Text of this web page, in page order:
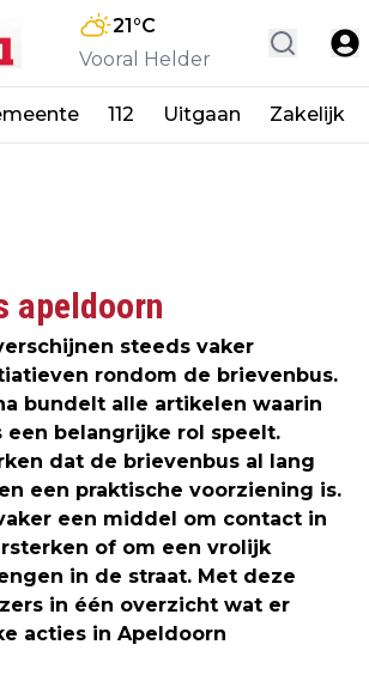
21°C
Vooral Helder
112 Uitgaan Zakelijk
apeldoorn
steeds vaker
rondom de brievenbus.
bundelt alle artikelen waarin
een belangrijke rol speelt.
dat de brievenbus al lang
een praktische voorziening is.
een middel om contact in
of om een vrolijk
in de straat. Met deze
in één overzicht wat er
acties in Apeldoorn